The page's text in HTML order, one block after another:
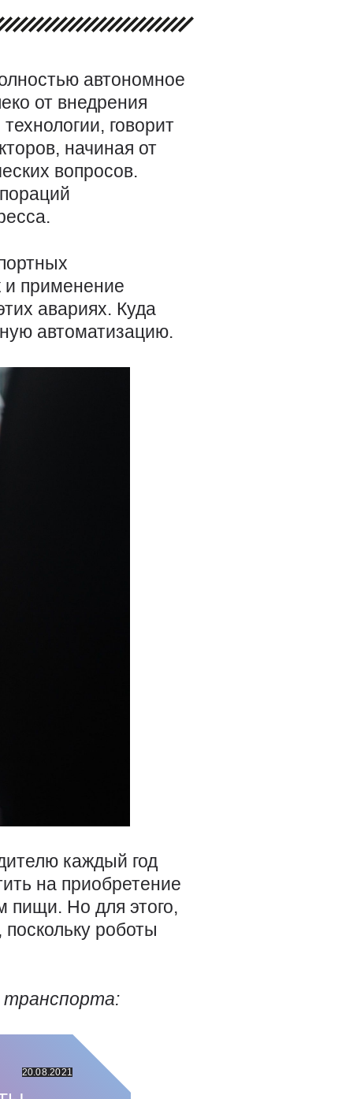
автономное
от внедрения
говорит
начиная от
вопросов.
и применение
авариях. Куда
автоматизацию.
каждый год
на приобретение
пищи. Но для этого,
роботы
транспорта:
20.08.2021